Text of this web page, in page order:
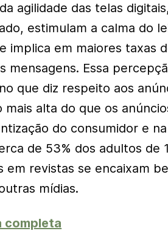
agilidade das telas
estimulam a calma do
implica em maiores taxas
mensagens. Essa
que diz respeito aos
alta do que os
do consumidor e na
de 53% dos adultos de
em revistas se encaixam
mídias.
completa